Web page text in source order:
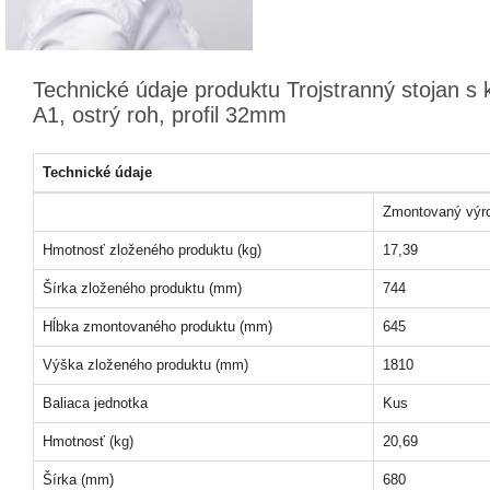
Technické údaje produktu Trojstranný stojan s
A1, ostrý roh, profil 32mm
Technické údaje
Zmontovaný
Hmotnosť zloženého produktu (kg) 17,39
Šírka zloženého produktu (mm) 744
Hĺbka zmontovaného produktu (mm) 645
Výška zloženého produktu (mm) 1810
Baliaca jednotka Kus
Hmotnosť (kg) 20,69
Šírka (mm) 680